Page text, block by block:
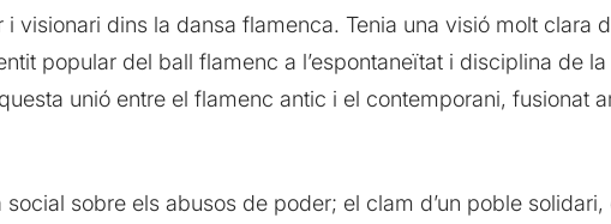
visionari dins la dansa flamenca. Tenia una visió molt clara
popular del ball flamenc a l’espontaneïtat i disciplina de
unió entre el flamenc antic i el contemporani, fusionat
social sobre els abusos de poder; el clam d’un poble